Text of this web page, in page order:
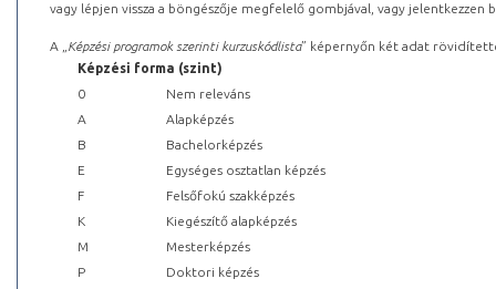
vagy lépjen vissza a böngészője megfelelő gombjával, vagy
A „ Képzési programok szerinti kurzuskódlista” képernyőn két adat
Képzési forma (szint)
0
Nem releváns
A
Alapképzés
B
Bachelorképzés
E
Egységes osztatlan képzés
F
Felsőfokú szakképzés
K
Kiegészítő alapképzés
M
Mesterképzés
P
Doktori képzés